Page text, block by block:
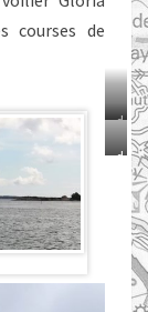
courses de
d
i
d